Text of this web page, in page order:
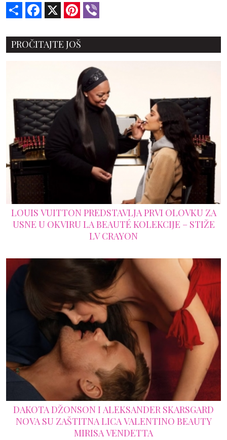
Share Facebook Pinterest
PROČITAJTE JOŠ
LOUIS VUITTON PREDSTAVLJA PRVI OLOVKU ZA
USNE U OKVIRU LA BEAUTÉ KOLEKCIJE – STIŽE
LV CRAYON
DAKOTA DŽONSON I ALEKSANDER SKARSGARD
NOVA SU ZAŠTITNA LICA VALENTINO BEAUTY
MIRISA VENDETTA